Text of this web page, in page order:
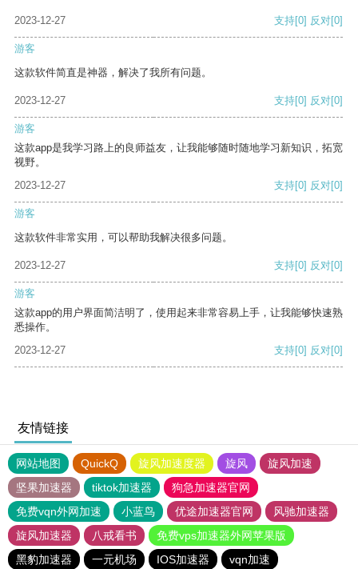
2023-12-27 支持[0] 反对[0]
游客
这款软件简直是神器，解决了我所有问题。
2023-12-27 支持[0] 反对[0]
游客
这款app是我学习路上的良师益友，让我能够随时随地学习新知识，拓宽
视野。
2023-12-27
支持[0] 反对[0]
游客
这款软件非常实用，可以帮助我解决很多问题。
2023-12-27 支持[0] 反对[0]
游客
这款app的用户界面简洁明了，使用起来非常容易上手，让我能够快速熟
悉操作。
2023-12-27
支持[0] 反对[0]
友情链接
网站地图 QuickQ 旋风加速度器 旋风
旋风加速
坚果加速器
tiktok加速器
狗急加速器官网
免费vqn外网加速
小蓝鸟 优途加速器官网
风驰加速器
旋风加速器
八戒看书
免费vps加速器外网苹果版
黑豹加速器
一元机场 IOS加速器 vqn加速